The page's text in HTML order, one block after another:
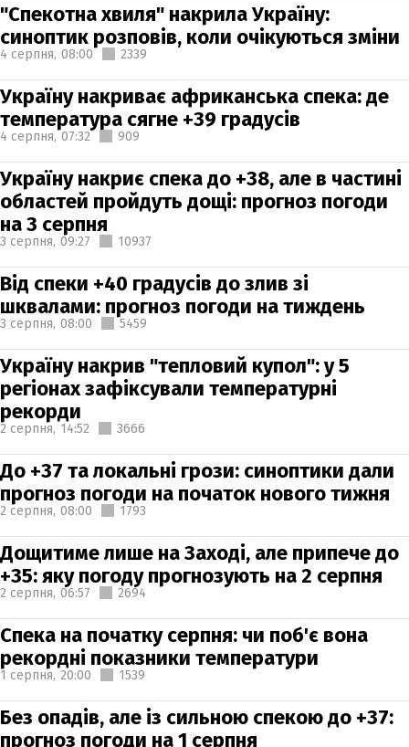
"Спекотна хвиля" накрила Україну:
синоптик розповів, коли очікуються зміни
4 серпня, 08:00 2339
Україну накриває африканська спека: де
температура сягне +39 градусів
4 серпня, 07:32 909
Україну накриє спека до +38, але в частині
областей пройдуть дощі: прогноз погоди
на 3 серпня
3 серпня, 09:27 10937
Від спеки +40 градусів до злив зі
шквалами: прогноз погоди на тиждень
3 серпня, 08:00 5459
Україну накрив "тепловий купол": у 5
регіонах зафіксували температурні
рекорди
2 серпня, 14:52 3666
До +37 та локальні грози: синоптики дали
прогноз погоди на початок нового тижня
2 серпня, 08:00 1793
Дощитиме лише на Заході, але припече до
+35: яку погоду прогнозують на 2 серпня
2 серпня, 06:57 2694
Спека на початку серпня: чи поб'є вона
рекордні показники температури
1 серпня, 20:00 1539
Без опадів, але із сильною спекою до +37:
прогноз погоди на 1 серпня